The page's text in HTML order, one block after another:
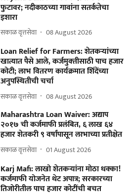
फुटावर; नदीकाठच्या गावांना सतर्कतेचा
इशारा
सकाळ वृत्तसेवा 08 August 2026
Loan Relief for Farmers: शेतकऱ्यांच्या
खात्यात पैसे आले, कर्जमुक्‍तीसाठी पाच हजार
कोटी; लाभ वितरण कार्यक्रमात शिंदेंच्या
अनुपस्थितीची चर्चा
सकाळ वृत्तसेवा 08 August 2026
Maharashtra Loan Waiver: अद्याप
२०१७ ची कर्जमाफी प्रलंबित, ६ लाख ६४
हजार शेतकरी ९ वर्षांपासून लाभाच्या प्रतीक्षेत
सकाळ वृत्तसेवा 01 August 2026
Karj Mafi: लाखो शेतकऱ्यांना मोठा धक्का!
कर्जमाफी योजनेत थेट अपात्र; सरकारच्या
तिजोरीतील पाच हजार कोटींची बचत